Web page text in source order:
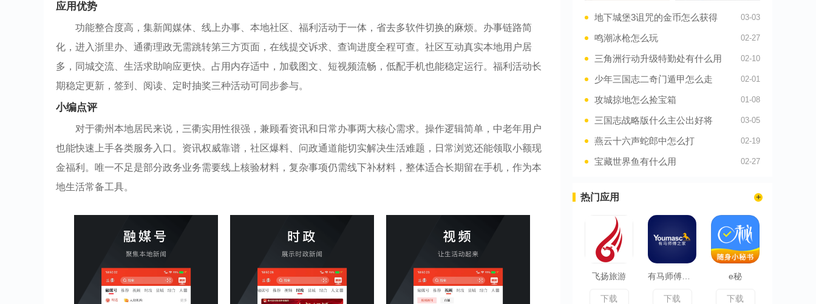
应用优势
功能整合度高，集新闻媒体、线上办事、本地社区、福利活动于一体，省去多软件切换的麻烦。办事链路简
化，进入浙里办、通衢理政无需跳转第三方页面，在线提交诉求、查询进度全程可查。社区互动真实本地用户居
多，同城交流、生活求助响应更快。占用内存适中，加载图文、短视频流畅，低配手机也能稳定运行。福利活动长
期稳定更新，签到、阅读、定时抽奖三种活动可同步参与。
小编点评
对于衢州本地居民来说，三衢实用性很强，兼顾看资讯和日常办事两大核心需求。操作逻辑简单，中老年用户
也能快速上手各类服务入口。资讯权威靠谱，社区爆料、问政通道能切实解决生活难题，日常浏览还能领取小额现
金福利。唯一不足是部分政务业务需要线上核验材料，复杂事项仍需线下补材料，整体适合长期留在手机，作为本
地生活常备工具。
地下城堡3诅咒的金币怎么获得 03-03
鸣潮冰枪怎么玩 02-27
三角洲行动升级特勤处有什么用 02-10
少年三国志二奇门遁甲怎么走 02-01
攻城掠地怎么捡宝箱 01-08
三国志战略版什么主公出好将 03-05
燕云十六声蛇郎中怎么打 02-19
宝藏世界鱼有什么用 02-27
热门应用
飞扬旅游
下载 下载
e秘
下载